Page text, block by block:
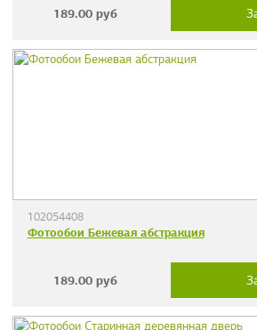
189.00 руб
102054408
Фотообои Бежевая абстракция
189.00 руб